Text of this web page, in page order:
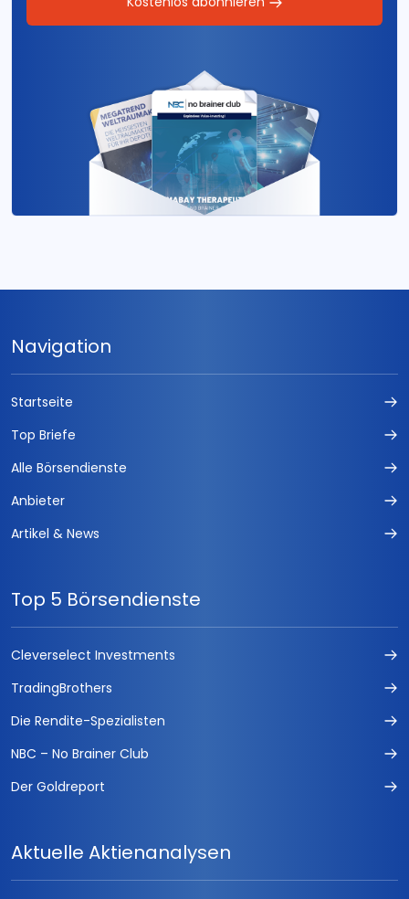
Navigation
Startseite
Top Briefe
Alle Börsendienste
Anbieter
Artikel & News
Top 5 Börsendienste
Cleverselect Investments
TradingBrothers
Die Rendite-Spezialisten
NBC – No Brainer Club
Der Goldreport
Aktuelle Aktienanalysen